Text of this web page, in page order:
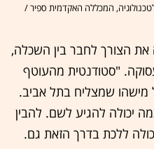
המכללה האקדמית ספיר /
את הצורך לחבר בין השכלה,
"סטודנטית מהעוטף
שמצליח בתל אביב.
יכולה להגיע לשם. להבין
ללכת בדרך הזאת גם.